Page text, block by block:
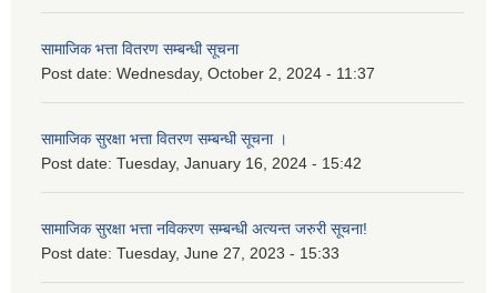
सामाजिक भत्ता वितरण सम्बन्धी सूचना
Post date: Wednesday, October 2, 2024 - 11:37
सामाजिक सुरक्षा भत्ता वितरण सम्बन्धी सूचना ।
Post date: Tuesday, January 16, 2024 - 15:42
सामाजिक सुरक्षा भत्ता नविकरण सम्बन्धी अत्यन्त जरुरी सूचना!
Post date: Tuesday, June 27, 2023 - 15:33